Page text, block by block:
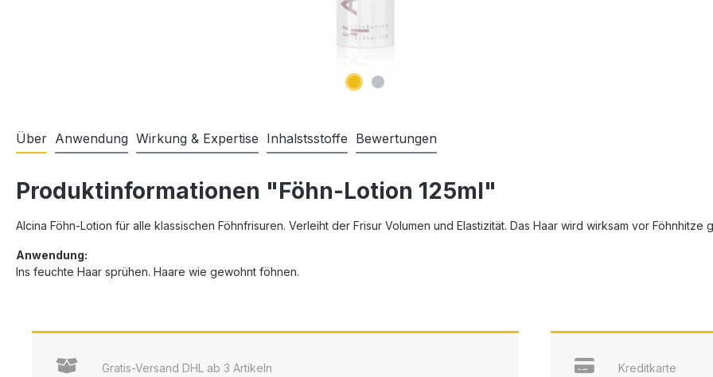
Über Anwendung Wirkung & Expertise Inhalstsstoffe Bewertungen
Produktinformationen "Föhn-Lotion 125ml"
Alcina Föhn-Lotion für alle klassischen Föhnfrisuren. Verleiht der Frisur Volumen und Elastizität. Das Haar wird wirksam vor Föhnhitze
Anwendung:
Ins feuchte Haar sprühen. Haare wie gewohnt föhnen.
Gratis-Versand DHL ab 3 Artikeln Kreditkarte